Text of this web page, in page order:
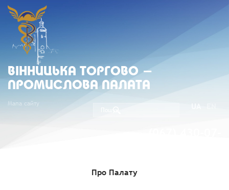
ВIННИЦЬКА ТОРГОВО -
ПРОМИСЛОВА ПАЛАТА
Мапа сайту
Про Палату